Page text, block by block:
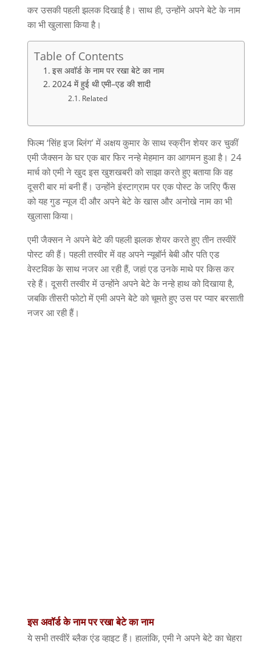
कर उसकी पहली झलक दिखाई है। साथ ही, उन्होंने अपने बेटे के नाम
का भी खुलासा किया है।
Table of Contents
इस अवॉर्ड के नाम पर रखा बेटे का नाम
2024 में हुई थी एमी–एड की शादी
Related
फिल्म‘सिंह इज ब्लिंग’ में अक्षय कुमार के साथ स्क्रीन शेयर कर चुकीं
एमी जैक्सन के घर एक बार फिर नन्हे मेहमान का आगमन हुआ है। 24
मार्च को एमी ने खुद इस खुशखबरी को साझा करते हुए बताया कि वह
दूसरी बार मां बनी हैं। उन्होंने इंस्टाग्राम पर एक पोस्ट के जरिए फैंस
को यह गुड न्यूज दी और अपने बेटे के खास और अनोखे नाम का भी
खुलासा किया।
एमी जैक्सन ने अपने बेटे की पहली झलक शेयर करते हुए तीन तस्वीरें
पोस्ट की हैं। पहली तस्वीर में वह अपने न्यूबॉर्न बेबी और पति एड
वेस्टविक के साथ नजर आ रही हैं, जहां एड उनके माथे पर किस कर
रहे हैं। दूसरी तस्वीर में उन्होंने अपने बेटे के नन्हे हाथ को दिखाया है,
जबकि तीसरी फोटो में एमी अपने बेटे को चूमते हुए उस पर प्यार बरसाती
नजर आ रही हैं।
इसअवॉर्डकेनामपररखाबेटेकानाम
ये सभी तस्वीरें ब्लैक एंड व्हाइट हैं। हालांकि, एमी ने अपने बेटे का चेहरा